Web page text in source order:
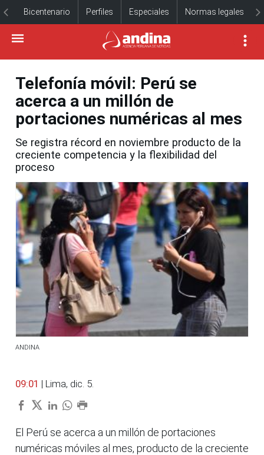
Bicentenario Perfiles Especiales Normas legales
Telefonía móvil: Perú se
acerca a un millón de
portaciones numéricas al mes
Se registra récord en noviembre producto de la
creciente competencia y la flexibilidad del
proceso
ANDINA
09:01 | Lima, dic. 5.
El Perú se acerca a un millón de portaciones
numéricas móviles al mes, producto de la creciente